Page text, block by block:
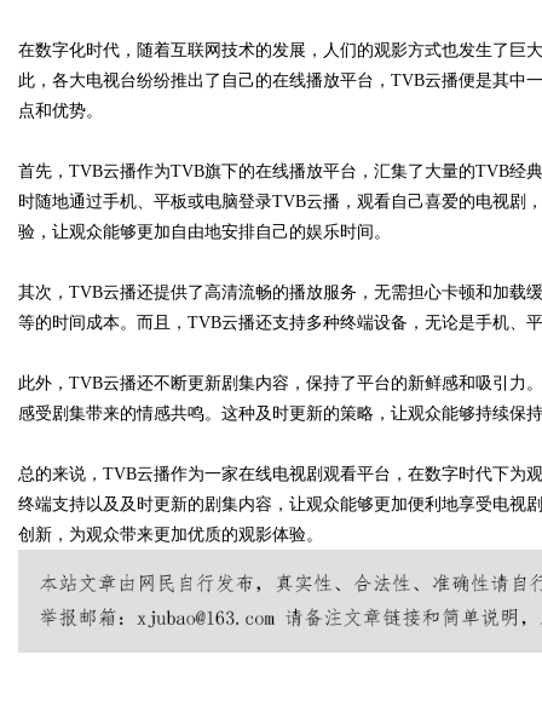
在数字化时代，随着互联网技术的发展，人们的观影方式也发生了巨
此，各大电视台纷纷推出了自己的在线播放平台，TVB云播便是其中
点和优势。
首先，TVB云播作为TVB旗下的在线播放平台，汇集了大量的TVB经
时随地通过手机、平板或电脑登录TVB云播，观看自己喜爱的电视剧
验，让观众能够更加自由地安排自己的娱乐时间。
其次，TVB云播还提供了高清流畅的播放服务，无需担心卡顿和加载
等的时间成本。而且，TVB云播还支持多种终端设备，无论是手机、
此外，TVB云播还不断更新剧集内容，保持了平台的新鲜感和吸引力
感受剧集带来的情感共鸣。这种及时更新的策略，让观众能够持续保
总的来说，TVB云播作为一家在线电视剧观看平台，在数字时代下为
终端支持以及及时更新的剧集内容，让观众能够更加便利地享受电视
创新，为观众带来更加优质的观影体验。